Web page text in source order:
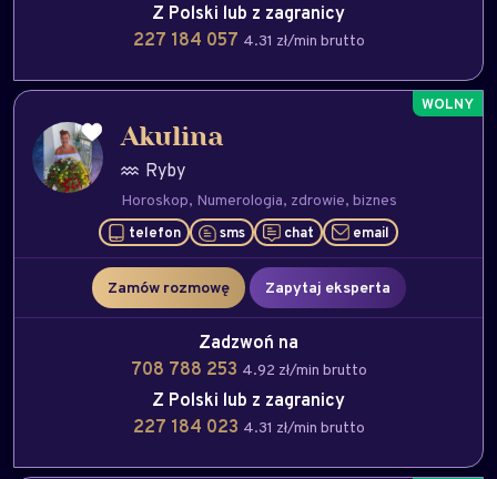
Z Polski lub z zagranicy
227 184 057 4.31 zł/min brutto
Akulina
Ryby
Horoskop Numerologia zdrowie biznes
telefon sms chat email
Zamów rozmowę Zapytaj eksperta
Zadzwoń na
708 788 253 4.92 zł/min brutto
Z Polski lub z zagranicy
227 184 023 4.31 zł/min brutto